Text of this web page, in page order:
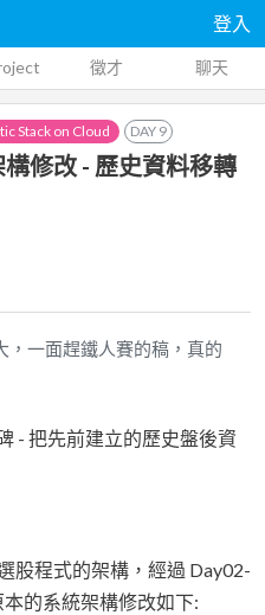
登入
徵才 聊天
Stack on Cloud DAY 9
修改 - 歷史資料移轉
，一面趕鐵人賽的稿，真的
- 把先前建立的歷史盤後資
股程式的架構，經過 Day02-
本的系統架構修改如下: